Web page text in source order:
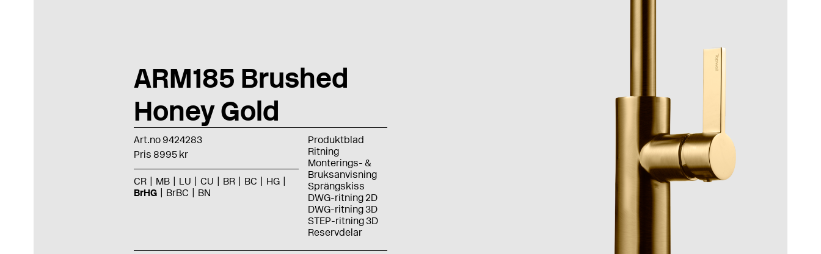
ARM185 Brushed
Honey Gold
Art.no 9424283
Pris 8995 kr
CR MB LU CU BR BC
HG
BrHG
BrBC BN
Produktblad
Ritning
Monterings- &
Bruksanvisning
Sprängskiss
DWG-ritning 2D
DWG-ritning 3D
STEP-ritning 3D
Reservdelar